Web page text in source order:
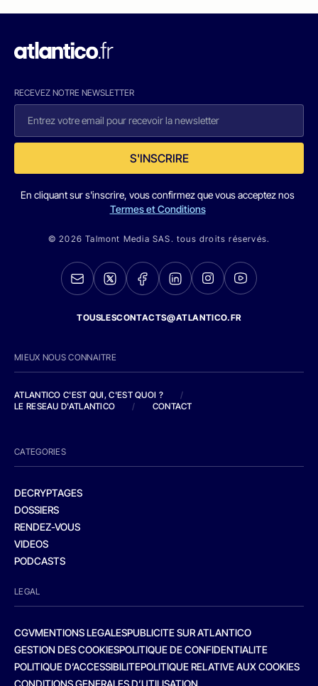
RECEVEZ NOTRE NEWSLETTER
S'INSCRIRE
En cliquant sur s'inscrire, vous confirmez que vous acceptez nos
Termes et Conditions
© 2026 Talmont Media SAS. tous droits réservés.
TOUSLESCONTACTS@ATLANTICO.FR
MIEUX NOUS CONNAITRE
ATLANTICO C'EST QUI, C'EST QUOI ?
/
LE RESEAU D'ATLANTICO
/ CONTACT
CATEGORIES
DECRYPTAGES
DOSSIERS
RENDEZ-VOUS
VIDEOS
PODCASTS
LEGAL
CGVMENTIONS LEGALESPUBLICITE SUR ATLANTICO
GESTION DES COOKIESPOLITIQUE DE CONFIDENTIALITE
POLITIQUE D’ACCESSIBILITEPOLITIQUE RELATIVE AUX COOKIES
CONDITIONS GENERALES D’UTILISATION